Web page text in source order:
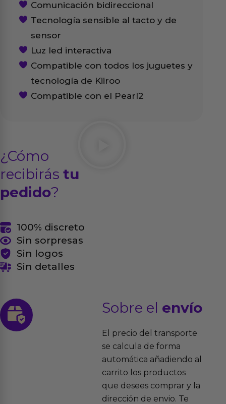
Comunicación bidireccional
Tecnología sensible al tacto y de
sensor
Luz led interactiva
Compatible con todos los juguetes y
tecnología de Kiiroo
Compatible con el Pearl2
¿Cómo
recibirás tu
pedido?
100% discreto
Sin sorpresas
Sin logos
Sin detalles
Sobre el envío
El precio del transporte
se calcula de forma
automática añadiendo al
carrito los productos
que desees comprar y la
dirección de envio. Te